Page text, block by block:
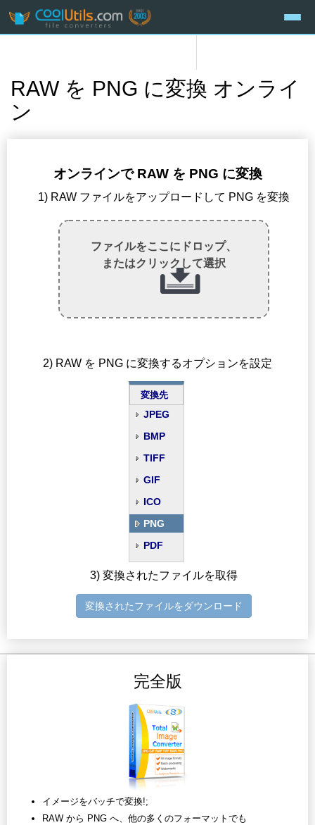
RAW を PNG に変換 オンライ
ン
オンラインで RAW を PNG に変換
1) RAW ファイルをアップロードして PNG を変換
ファイルをここにドロップ、
またはクリックして選択
2) RAW を PNG に変換するオプションを設定
変換先
JPEG
BMP
TIFF
GIF
ICO
PNG
PDF
3) 変換されたファイルを取得
変換されたファイルをダウンロード
完全版
イメージをバッチで変換!;
RAW から PNG へ、他の多くのフォーマットでも